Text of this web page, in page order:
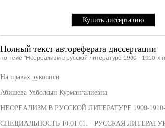
Купить диссертацию
Полный текст автореферата диссертации
по теме "Неореализм в русской литературе 1900 - 1910-х
На правах рукописи
Абишева Улболсын Курмангалиевна
НЕОРЕАЛИЗМ В РУССКОЙ ЛИТЕРАТУРЕ 1900-
СПЕЦИАЛЬНОСТЬ 10.01.01. - РУССКАЯ